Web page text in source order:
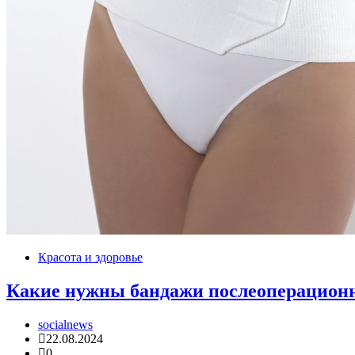
Красота и здоровье
Какие нужны бандажи
socialnews
22.08.2024